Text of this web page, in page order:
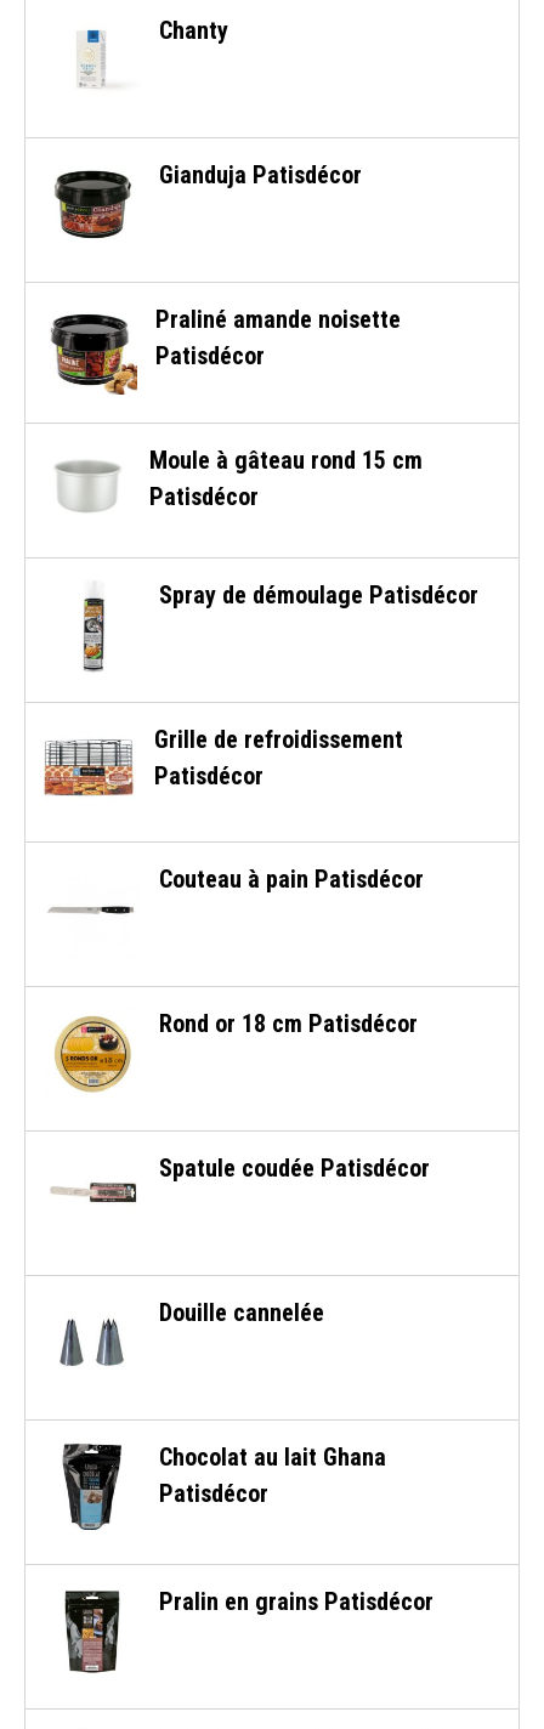
Chanty
Gianduja Patisdécor
Praliné amande noisette
Patisdécor
Moule à gâteau rond 15 cm
Patisdécor
Spray de démoulage Patisdécor
Grille de refroidissement
Patisdécor
Couteau à pain Patisdécor
Rond or 18 cm Patisdécor
Spatule coudée Patisdécor
Douille cannelée
Chocolat au lait Ghana
Patisdécor
Pralin en grains Patisdécor